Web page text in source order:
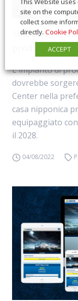
Mobilità
produzione
L'impianto di
dovrebbe
Center nella
casa nipponica
equipaggiato
il 2028.
04/08/2022
site on the
collect some
directly. Cookie
ACCEPT